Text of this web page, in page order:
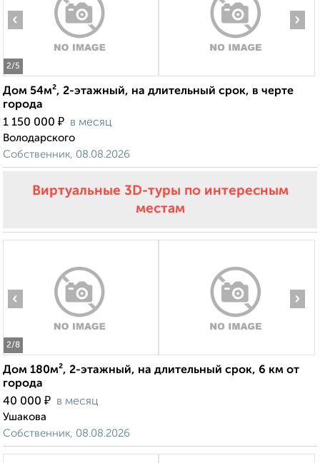
2/5
‹ ›
Дом 54м², 2-этажный, на длительный срок, в черте
города
1 150 000 ₽ в месяц
Володарского
Собственник, 08.08.2026
Виртуальные 3D-туры по интересным
местам
2/8
‹ ›
Дом 180м², 2-этажный, на длительный срок, 6 км от
города
40 000 ₽ в месяц
Ушакова
Собственник, 08.08.2026